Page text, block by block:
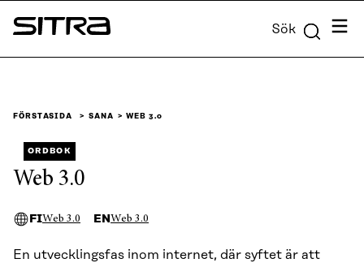
Skip to
content
Sitra Sök Meny
FÖRSTASIDA SANA WEB 3.0
ORDBOK
Web 3.0
FIWeb 3.0 EN Web 3.0
En utvecklingsfas inom internet, där syftet är att